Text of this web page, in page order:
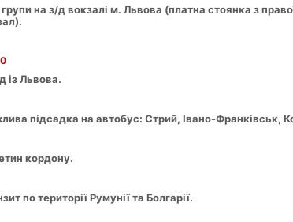
групи на з/д вокзалі м. Львова (платна стоянка з
із Львова.
підсадка на автобус: Стрий, Івано-Франківськ,
кордону.
по території Румунії та Болгарії.